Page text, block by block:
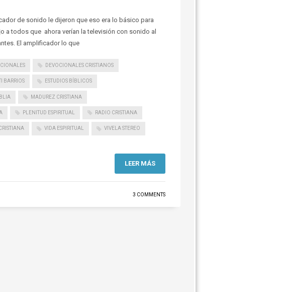
de sonido le dijeron que eso era lo básico para
a todos que ahora verían la televisión con sonido al
El amplificador lo que
DEVOCIONALES CRISTIANOS
BARRIOS ESTUDIOS BÍBLICOS
MADUREZ CRISTIANA
PLENITUD ESPIRITUAL RADIO CRISTIANA
VIDA ESPIRITUAL VIVELA STEREO
LEER MÁS
3 COMMENTS